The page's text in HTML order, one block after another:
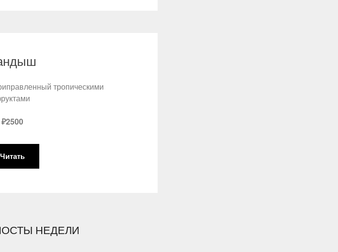
тропическими
₽2500
Читать
НЕДЕЛИ